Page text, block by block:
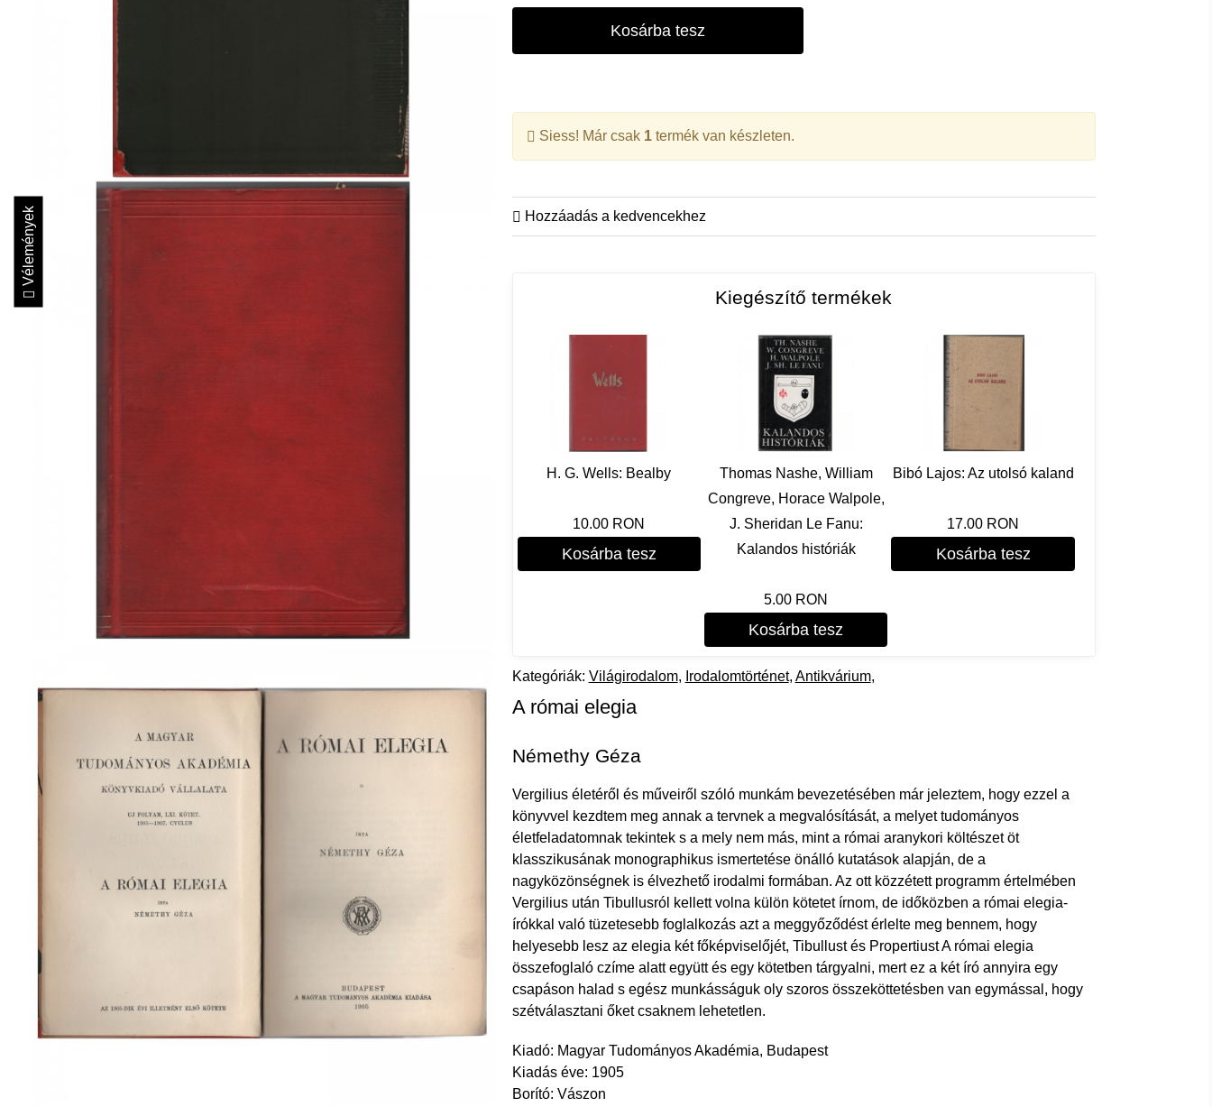
Kosárba tesz
Siess! Már csak 1termék van készleten.
Hozzáadás a kedvencekhez
Kiegészítő termékek
H. G. Wells: Bealby
10.00 RON
Kosárba tesz
Thomas Nashe, William
Congreve, Horace Walpole,
J. Sheridan Le Fanu:
Kalandos históriák
5.00 RON
Kosárba tesz
Bibó Lajos: Az utolsó kaland
17.00 RON
Kosárba tesz
Kategóriák: Világirodalom Irodalomtörténet Antikvárium
A római elegia
Némethy Géza
Vergilius életéről és műveiről szóló munkám bevezetésében már jeleztem, hogy ezzel a
könyvvel kezdtem meg annak a tervnek a megvalósítását, a melyet tudományos
életfeladatomnak tekintek s a mely nem más, mint a római aranykori költészet öt
klasszikusának monographikus ismertetése önálló kutatások alapján, de a
nagyközönségnek is élvezhető irodalmi formában. Az ott közzétett programm értelmében
Vergilius után Tibullusról kellett volna külön kötetet írnom, de időközben a római elegia-
írókkal való tüzetesebb foglalkozás azt a meggyőződést érlelte meg bennem, hogy
helyesebb lesz az elegia két főképviselőjét, Tibullust és Propertiust A római elegia
összefoglaló czíme alatt együtt és egy kötetben tárgyalni, mert ez a két író annyira egy
csapáson halad s egész munkásságuk oly szoros összeköttetésben van egymással, hogy
szétválasztani őket csaknem lehetetlen.
Kiadó: Magyar Tudományos Akadémia, Budapest
Kiadás éve: 1905
Borító: Vászon
Vélemények